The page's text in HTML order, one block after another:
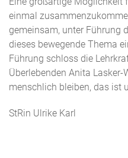
einmal
gemeinsam, unter Führung
dieses bewegende Thema
Führung schloss die
Überlebenden Anita Lasker-
menschlich bleiben, das ist
StRin Ulrike Karl